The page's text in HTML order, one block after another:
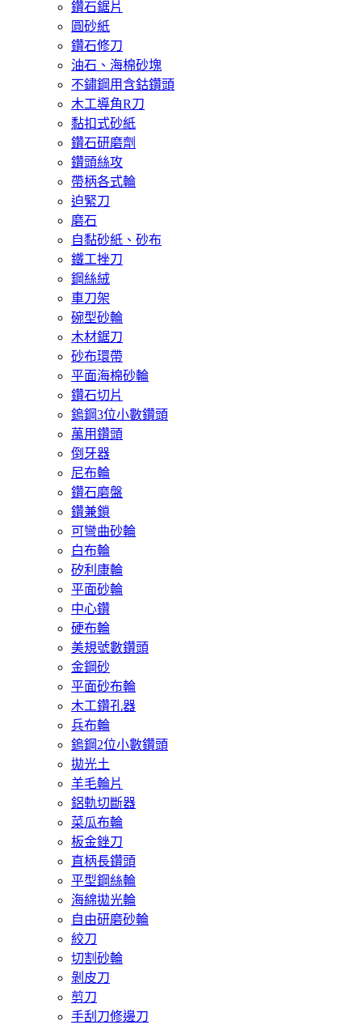
鑽石鋸片
圓砂紙
鑽石修刀
油石、海棉砂塊
不鏽鋼用含鈷鑽頭
木工導角R刀
黏扣式砂紙
鑽石研磨劑
鑽頭絲攻
帶柄各式輪
迫緊刀
磨石
自黏砂紙、砂布
鐵工挫刀
鋼絲絨
車刀架
碗型砂輪
木材鋸刀
砂布環帶
平面海棉砂輪
鑽石切片
鎢鋼3位小數鑽頭
萬用鑽頭
倒牙器
尼布輪
鑽石磨盤
鑽兼鎖
可彎曲砂輪
白布輪
矽利康輪
平面砂輪
中心鑽
硬布輪
美規號數鑽頭
金鋼砂
平面砂布輪
木工鑽孔器
兵布輪
鎢鋼2位小數鑽頭
拋光土
羊毛輪片
鋁軌切斷器
菜瓜布輪
板金銼刀
直柄長鑽頭
平型鋼絲輪
海綿拋光輪
自由研磨砂輪
絞刀
切割砂輪
剝皮刀
剪刀
手刮刀修邊刀